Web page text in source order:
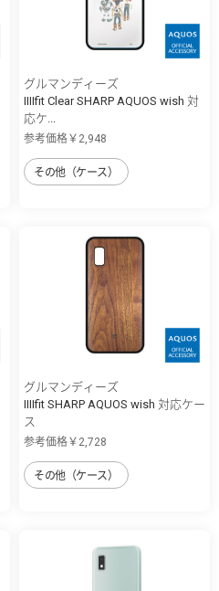
グルマンディーズ
IIIIfit Clear SHARP AQUOS wish 対
応ケ...
参考価格￥2,948
その他（ケース）
グルマンディーズ
IIIIfit SHARP AQUOS wish 対応ケー
ス
参考価格￥2,728
その他（ケース）